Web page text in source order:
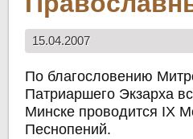
15.04.2007
По благословению
Патриаршего Экзарха
Минске проводится IX
Песнопений.